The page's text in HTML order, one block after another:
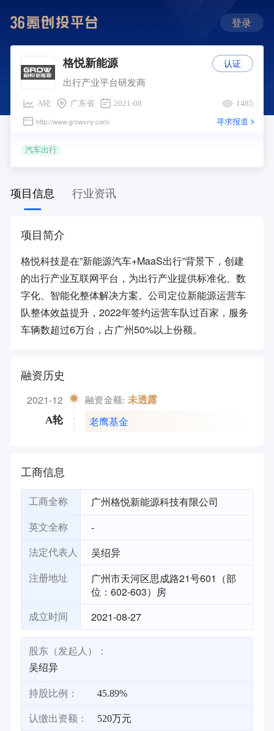
登录
格悦新能源
出行产业平台研发商
A轮 广东省 2021-08 1485
http://www.growxny.com/ 寻求报道
汽车出行
认证
项目信息 行业资讯
项目简介
格悦科技是在”新能源汽车+MaaS出行”背景下，创建
的出行产业互联网平台，为出行产业提供标准化、数
字化、智能化整体解决方案。公司定位新能源运营车
队整体效益提升，2022年签约运营车队过百家，服务
车辆数超过6万台，占广州50%以上份额。
融资历史
2021-12
A轮
融资金额: 未透露
老鹰基金
工商信息
工商全称 广州格悦新能源科技有限公司
英文全称 -
法定代表人 吴绍异
注册地址
广州市天河区思成路21号601（部
位：602-603）房
成立时间 2021-08-27
股东（发起人）：
吴绍异
持股比例： 45.89%
认缴出资额： 520万元